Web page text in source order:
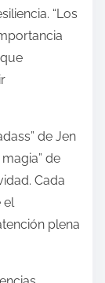
“Los
de Jen
de
Cada
el
plena